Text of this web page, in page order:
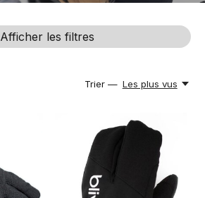
Afficher les filtres
Trier — Les plus vus